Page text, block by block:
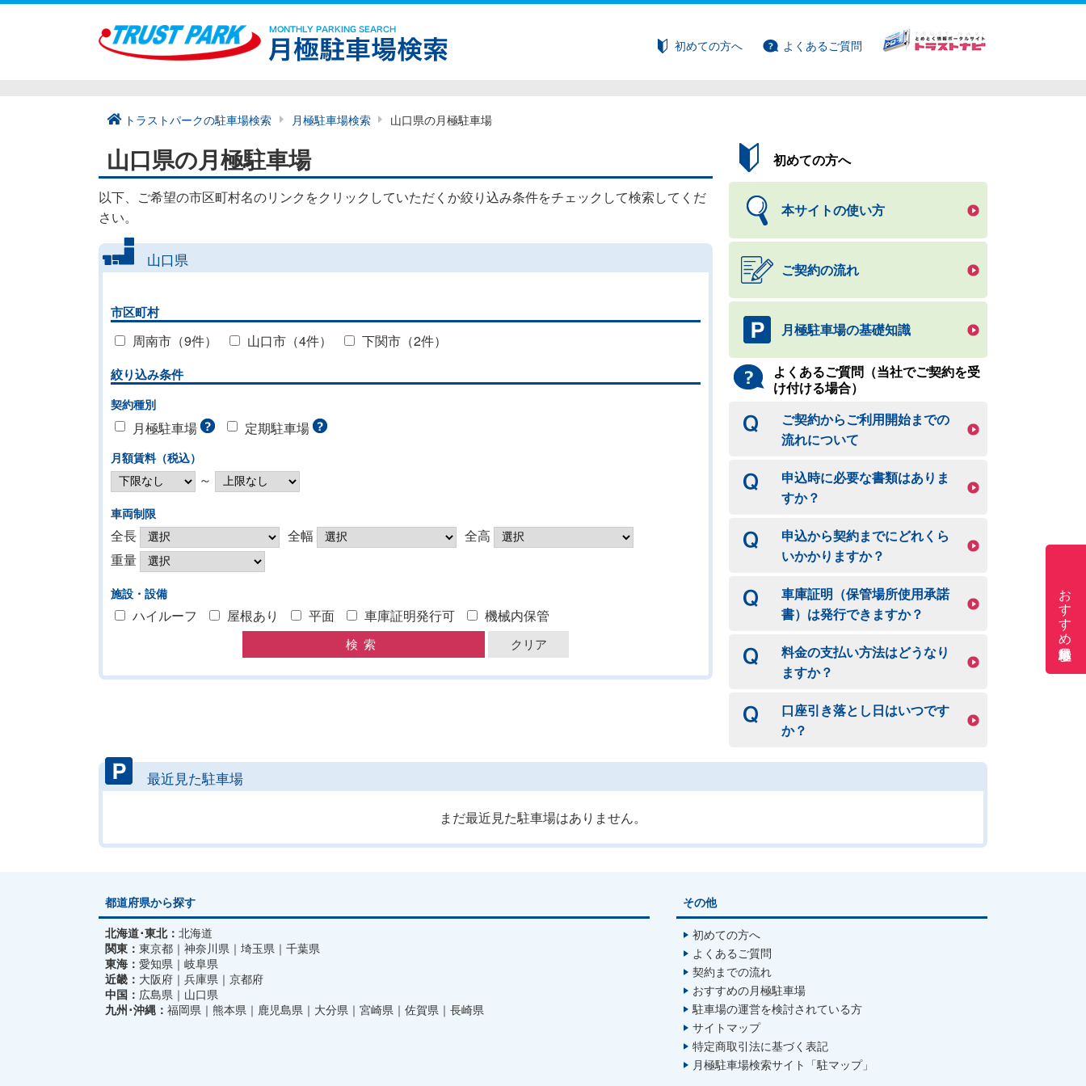
初めての方へ よくあるご質問
おすすめ月極駐車場
トラストパークの駐車場検索 月極駐車場検索 山口県の月極駐車場
山口県の月極駐車場
以下、ご希望の市区町村名のリンクをクリックしていただくか絞り込み条件をチェックして検索してくだ
さい。
山口県
市区町村
周南市（9件） 山口市（4件） 下関市（2件）
絞り込み条件
契約種別
月極駐車場 定期駐車場
月額賃料（税込）
～
車両制限
全長 全幅
全高
重量
施設・設備
ハイルーフ 屋根あり 平面 車庫証明発行可 機械内保管
初めての方へ
本サイトの使い方
ご契約の流れ
月極駐車場の基礎知識
よくあるご質問（当社でご契約を受
け付ける場合）
ご契約からご利用開始までの
流れについて
申込時に必要な書類はありま
すか？
申込から契約までにどれくら
いかかりますか？
車庫証明（保管場所使用承諾
書）は発行できますか？
料金の支払い方法はどうなり
ますか？
口座引き落とし日はいつです
か？
最近見た駐車場
まだ最近見た駐車場はありません。
都道府県から探す
北海道･東北： 北海道
関東： 東京都 神奈川県 埼玉県
千葉県
東海： 愛知県
岐阜県
近畿： 大阪府 兵庫県
京都府
中国： 広島県
山口県
九州･沖縄： 福岡県 熊本県 鹿児島県 大分県 宮崎県 佐賀県 長崎県
その他
初めての方へ
よくあるご質問
契約までの流れ
おすすめの月極駐車場
駐車場の運営を検討されている方
サイトマップ
特定商取引法に基づく表記
月極駐車場検索サイト「駐マップ」